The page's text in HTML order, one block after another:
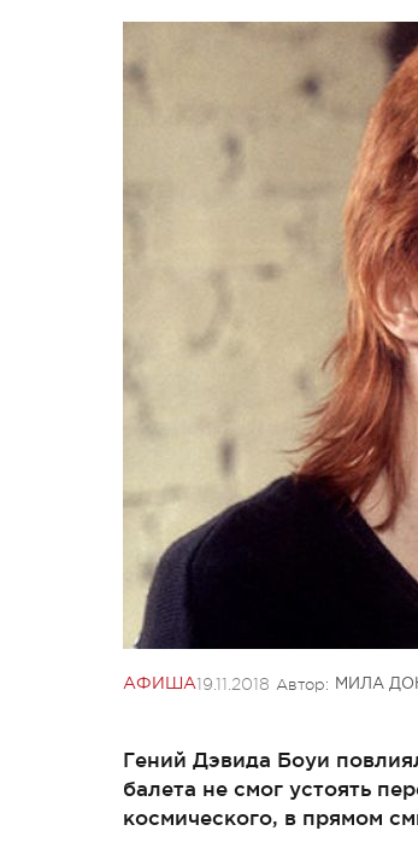
АФИША19.11.2018 Автор: МИЛА
Гений Дэвида Боуи
балета не смог устоять
космического, в прямом